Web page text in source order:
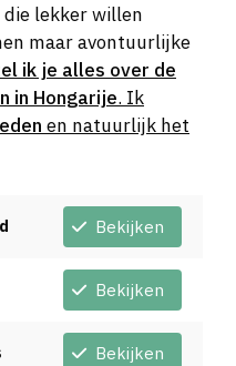
die lekker willen
maar avontuurlijke
ik je alles over de
in Hongarije. Ik
en natuurlijk het
Bekijken
Bekijken
Bekijken